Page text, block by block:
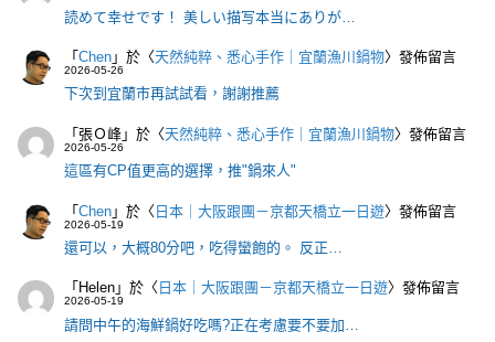
読めて幸せです！ 美しい描写本当にありが…
「Chen 」於〈天然純粹、悉心手作｜宜蘭漁川鍋物〉發佈留言
2026-05-26
下次到宜蘭市再試試看，謝謝推薦
「張Ｏ峰 」於〈天然純粹、悉心手作｜宜蘭漁川鍋物〉發佈留言
2026-05-26
這區有CP值更高的選擇，推"鍋來人"
「Chen 」於〈日本｜大阪跟團－京都天橋立一日遊〉發佈留言
2026-05-19
還可以，大概80分吧，吃得蠻飽的。 反正…
「 Helen 」於〈 日本｜大阪跟團－京都天橋立一日遊〉發佈留言
2026-05-19
請問中午的海鮮鍋好吃嗎?正在考慮要不要加…